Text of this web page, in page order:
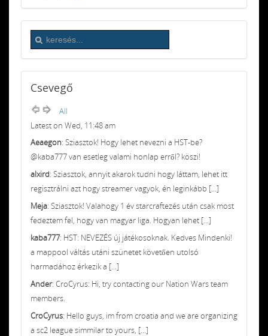
Csevegő
All
Latest on Wed, 11:48 am
Aeaegon: Sziasztok! Hogy lehet nevezni a HST-be?
@kaba777 van esetleg valami honlap erről? köszi!
alxird: Sziasztok, annyit akarok tudni hogy láttam, lehet itt
regisztrálni azt hogy streamer vagyok, én leginkább [...]
Meja: Sziasztok! Valahogy 1 év starcraftezés után csak most
fedeztem fel, hogy van magyar liga. Hogyan lehet [...]
kaba777: HST: NEVEZÉS új játékosoknak. Kedves Mindenki!
a mappool váltás utáni szünetet követően utolsó
harmadához érkezik a [...]
Ander: CroCyrus: Hi, try contacting our Nation Wars team
members.
CroCyrus: Hello guys, im from croatia and we are organizing
a sc2 league simmilar to yours, [...]